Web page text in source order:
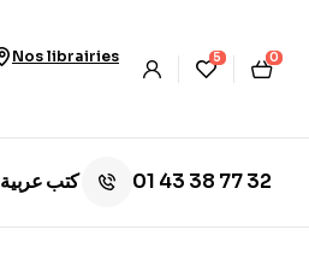
Nos librairies 5 0
كتب عربية 01 43 38 77 32